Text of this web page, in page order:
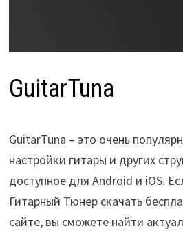
GuitarTuna
GuitarTuna – это очень
настройки гитары и других
доступное для Android и iOS.
Гитарный Тюнер скачать
сайте, вы сможете найти